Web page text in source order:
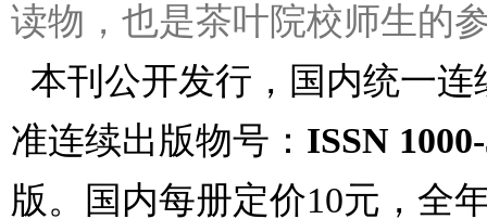
读物，也是茶叶院校师生的
本刊公开发行，国内统一连
准连续出版物号： ISSN
版。国内每册定价10元，全